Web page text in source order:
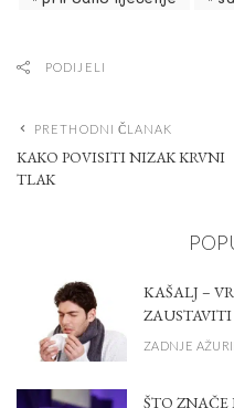
PODIJELI
PRETHODNI ČLANAK
KAKO POVISITI NIZAK KRVNI
TLAK
KAŠALJ –
ZAUSTAVITI
ZADNJE
ŠTO ZNAČE